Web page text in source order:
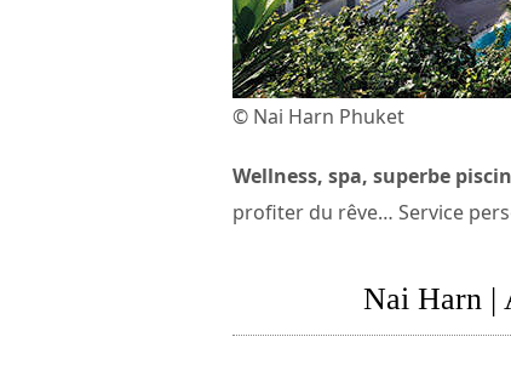
© Nai Harn Phuket
Wellness, spa, superbe
profiter du rêve… Service
Nai Harn |